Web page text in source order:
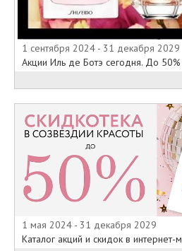
1 сентября 2024 - 31 декабря 2029
Акции Иль де Ботэ сегодня. До 50%
1 мая 2024 - 31 декабря 2029
Каталог акций и скидок в интернет-